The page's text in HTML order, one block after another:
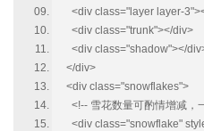
<div class="layer layer-
<div class="trunk"></div>
<div class="shadow"></
</div>
<div class="snowflakes">
<!-- 雪花数量可酌情增减，
<div class="snowflake"